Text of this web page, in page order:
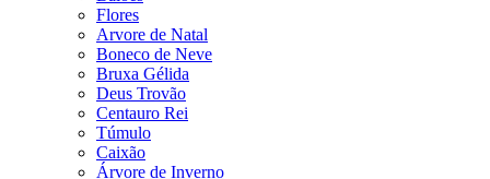
Flores
Arvore de Natal
Boneco de Neve
Bruxa Gélida
Deus Trovão
Centauro Rei
Túmulo
Caixão
Árvore de Inverno